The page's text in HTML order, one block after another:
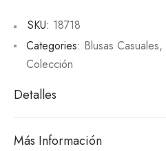
SKU: 18718
Categories: Blusas Casuales,
Colección
Detalles
Más Información